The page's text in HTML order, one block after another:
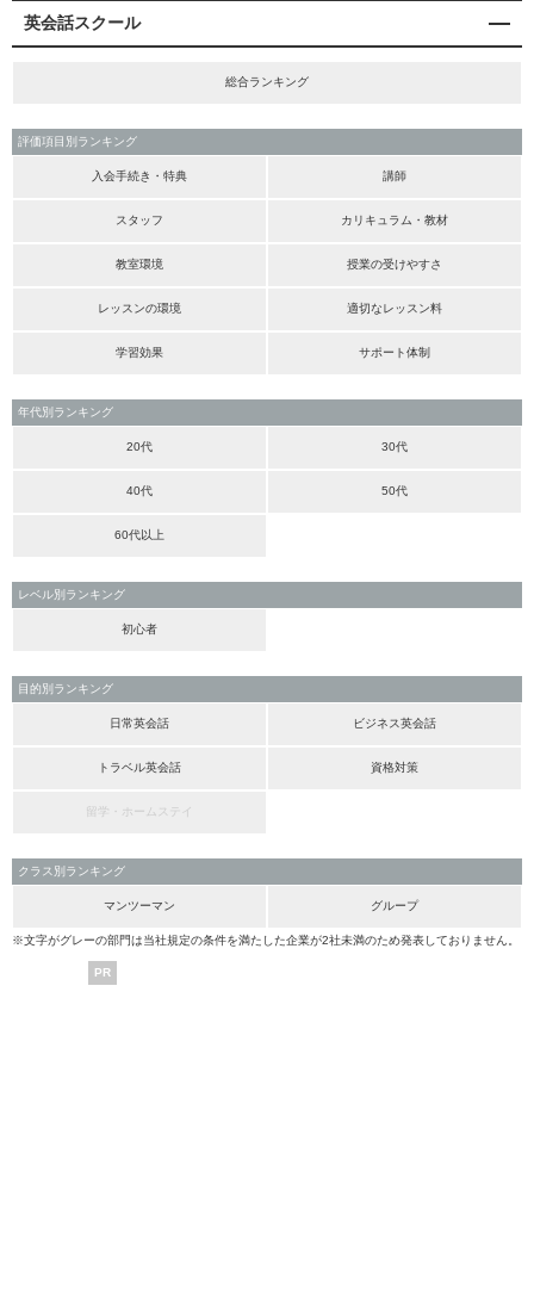
英会話スクール
総合ランキング
評価項目別ランキング
入会手続き・特典 講師
スタッフ カリキュラム・教材
教室環境 授業の受けやすさ
レッスンの環境 適切なレッスン料
学習効果 サポート体制
年代別ランキング
20代 30代
40代 50代
60代以上
レベル別ランキング
初心者
目的別ランキング
日常英会話 ビジネス英会話
トラベル英会話 資格対策
留学・ホームステイ
クラス別ランキング
マンツーマン グループ
※文字がグレーの部門は当社規定の条件を満たした企業が2社未満のため発表しておりません。
PR